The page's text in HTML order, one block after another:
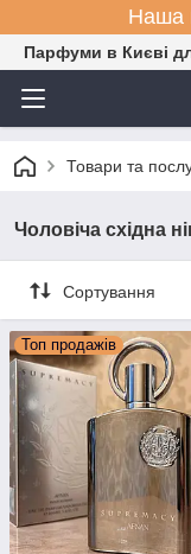
Наша
Парфуми в Києві
Товари та
Чоловіча східна
Сортування
Топ продажів